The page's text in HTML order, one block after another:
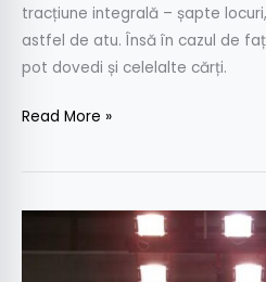
tracțiune integrală – șapte
astfel de atu. Însă în cazul de
pot dovedi și celelalte cărți.
Read More »
NCAP: